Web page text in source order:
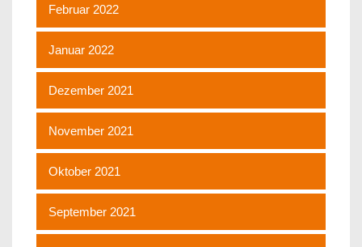
Februar 2022
Januar 2022
Dezember 2021
November 2021
Oktober 2021
September 2021